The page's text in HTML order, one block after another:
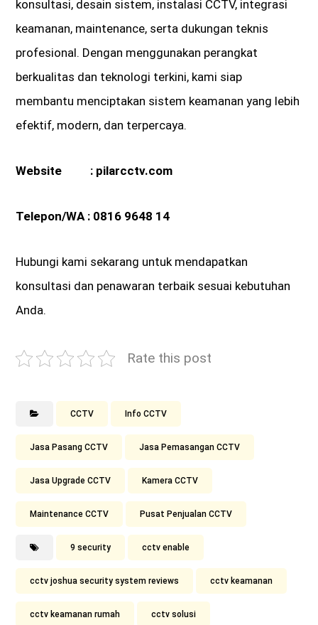
konsultasi, desain sistem, instalasi CCTV, integrasi
keamanan, maintenance, serta dukungan teknis
profesional. Dengan menggunakan perangkat
berkualitas dan teknologi terkini, kami siap
membantu menciptakan sistem keamanan yang lebih
efektif, modern, dan terpercaya.
Website : pilarcctv.com
Telepon/WA : 0816 9648 14
Hubungi kami sekarang untuk mendapatkan
konsultasi dan penawaran terbaik sesuai kebutuhan
Anda.
Rate this post
CCTV Info CCTV
Jasa Pasang CCTV Jasa Pemasangan CCTV
Jasa Upgrade CCTV Kamera CCTV
Maintenance CCTV Pusat Penjualan CCTV
9 security cctv enable
cctv joshua security system reviews cctv keamanan
cctv keamanan rumah cctv solusi